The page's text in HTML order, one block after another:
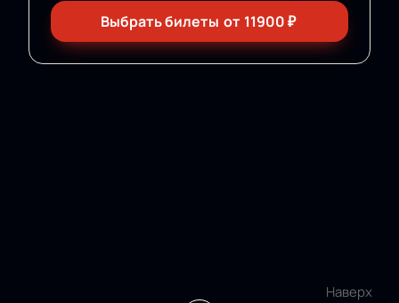
Выбрать билеты от 11900₽
Наверх